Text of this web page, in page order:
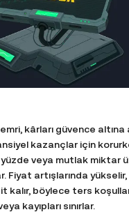
kârları güvence altına
kazançlar için
veya mutlak miktar
Fiyat artışlarında
kalır, böylece ters
kayıpları sınırlar.